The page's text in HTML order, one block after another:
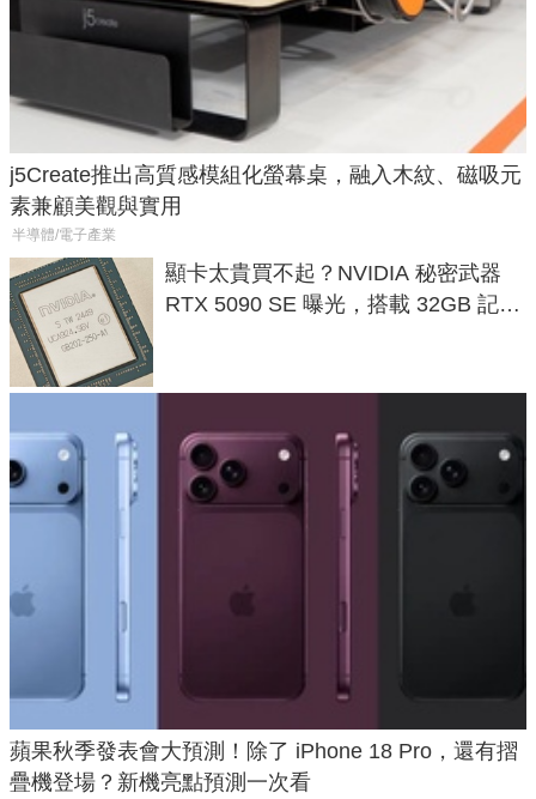
j5Create推出高質感模組化螢幕桌，融入木紋、磁吸元
素兼顧美觀與實用
半導體/電子產業
顯卡太貴買不起？NVIDIA 秘密武器
RTX 5090 SE 曝光，搭載 32GB 記憶
蘋果秋季發表會大預測！除了 iPhone 18 Pro，還有摺
疊機登場？新機亮點預測一次看